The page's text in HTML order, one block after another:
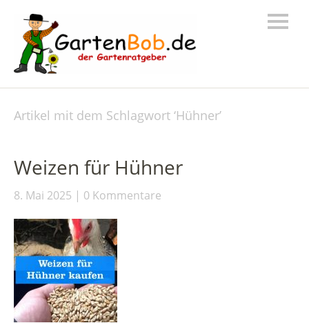
Artikel mit dem Schlagwort ‘Hühner’
Weizen für Hühner
8. Mai 2025 0 Kommentare